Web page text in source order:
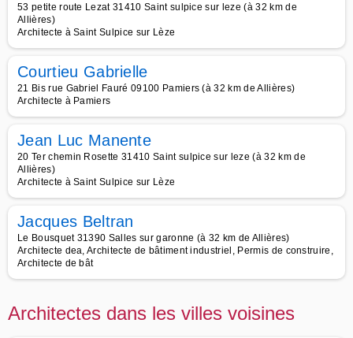
53 petite route Lezat 31410 Saint sulpice sur leze (à 32 km de
Allières)
Architecte à Saint Sulpice sur Lèze
Courtieu Gabrielle
21 Bis rue Gabriel Fauré 09100 Pamiers (à 32 km de Allières)
Architecte à Pamiers
Jean Luc Manente
20 Ter chemin Rosette 31410 Saint sulpice sur leze (à 32 km de
Allières)
Architecte à Saint Sulpice sur Lèze
Jacques Beltran
Le Bousquet 31390 Salles sur garonne (à 32 km de Allières)
Architecte dea, Architecte de bâtiment industriel, Permis de construire,
Architecte de bât
Architectes dans les villes voisines